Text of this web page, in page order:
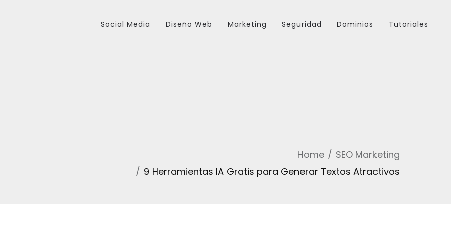
Social Media Diseño Web Marketing Seguridad Dominios Tutoriales
Home
SEO Marketing
9 Herramientas IA Gratis para Generar Textos Atractivos